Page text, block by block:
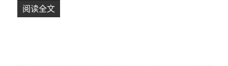
阅读全文